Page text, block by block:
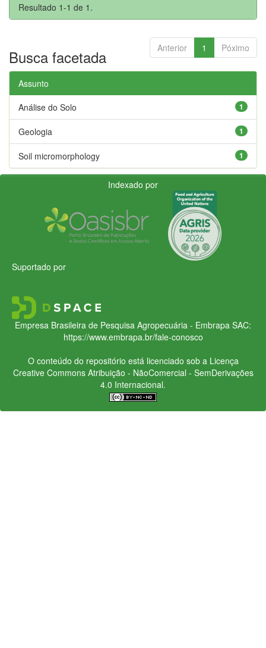
Resultado 1-1 de 1.
Anterior 1 Póximo
Busca facetada
Assunto
1
Análise do Solo
1
Geologia
1
Soil micromorphology
Indexado por
Suportado por
Empresa Brasileira de Pesquisa Agropecuária - Embrapa SAC:
https://www.embrapa.br/fale-conosco
O conteúdo do repositório está licenciado sob a Licença
Creative CommonsAtribuição - NãoComercial - SemDerivações
4.0 Internacional.